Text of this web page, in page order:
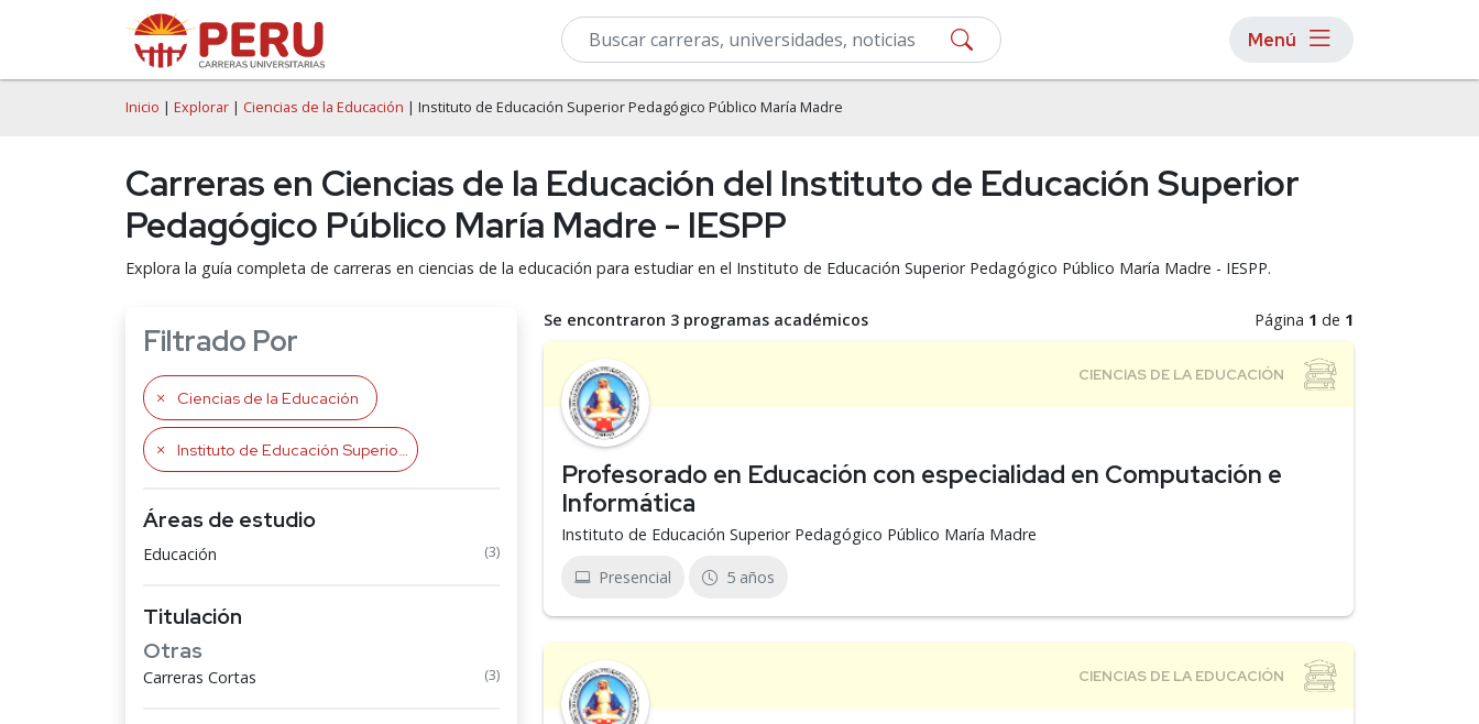
Menú
Inicio | Explorar | Ciencias de la Educación | Instituto de Educación Superior Pedagógico Público María Madre
Carreras en Ciencias de la Educación del Instituto de Educación Superior
Pedagógico Público María Madre - IESPP
Explora la guía completa de carreras en ciencias de la educación para estudiar en el Instituto de Educación Superior Pedagógico Público María Madre - IESPP.
Filtrado Por
Ciencias de la Educación
Instituto de Educación Superior Pedagógico Público María Madre
Áreas de estudio
Educación (3)
Titulación
Otras
Carreras Cortas (3)
Se encontraron 3 programas académicos Página 1 de 1
Profesorado en Educación con especialidad en Computación e
Informática
Instituto de Educación Superior Pedagógico Público María Madre
Presencial 5 años